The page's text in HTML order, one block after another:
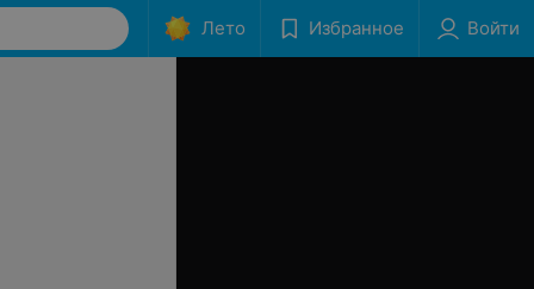
Лето Избранное Войти